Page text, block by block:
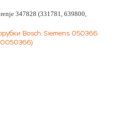
347828 (331781, 639800,